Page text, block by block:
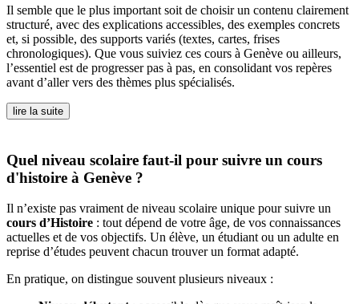
Il semble que le plus important soit de choisir un contenu clairement
structuré, avec des explications accessibles, des exemples concrets
et, si possible, des supports variés (textes, cartes, frises
chronologiques). Que vous suiviez ces cours à Genève ou ailleurs,
l’essentiel est de progresser pas à pas, en consolidant vos repères
avant d’aller vers des thèmes plus spécialisés.
lire la suite
Quel niveau scolaire faut-il pour suivre un cours
d'histoire à Genève ?
Il n’existe pas vraiment de niveau scolaire unique pour suivre un
cours d’Histoire : tout dépend de votre âge, de vos connaissances
actuelles et de vos objectifs. Un élève, un étudiant ou un adulte en
reprise d’études peuvent chacun trouver un format adapté.
En pratique, on distingue souvent plusieurs niveaux :